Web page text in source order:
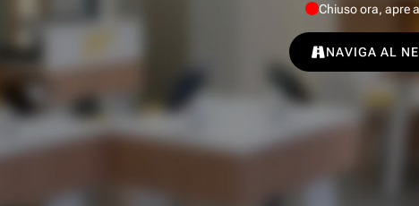
Chiuso ora, apre
NAVIGA AL